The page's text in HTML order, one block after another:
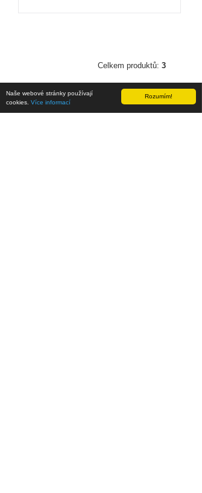
Rozumím!
Naše webové stránky používají
cookies. Více informací
Celkem produktů: 3